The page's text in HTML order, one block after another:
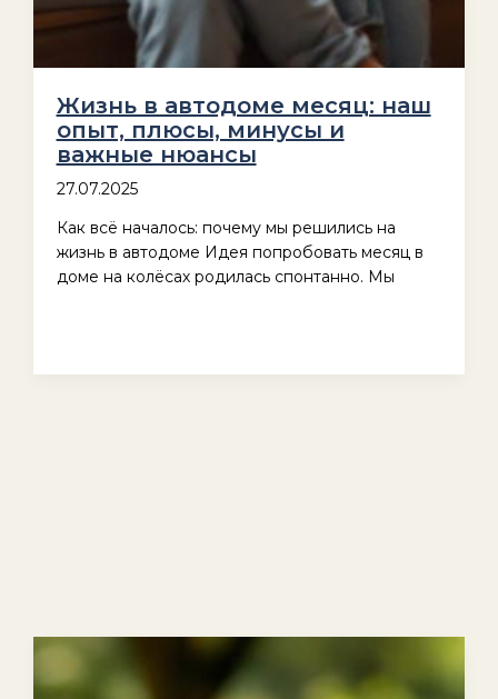
Жизнь в автодоме месяц: наш
опыт, плюсы, минусы и
важные нюансы
27.07.2025
Как всё началось: почему мы решились на
жизнь в автодоме Идея попробовать месяц в
доме на колёсах родилась спонтанно. Мы